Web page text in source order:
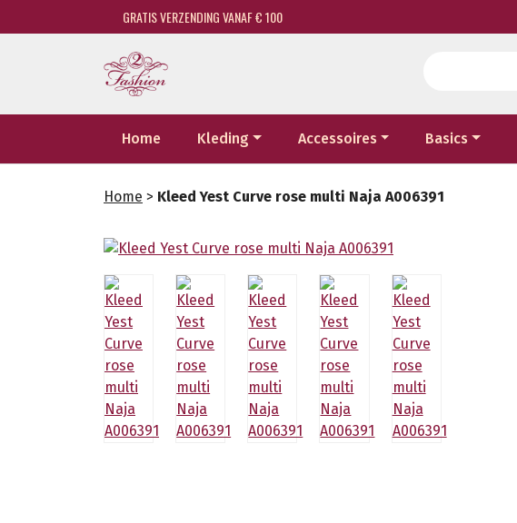
GRATIS VERZENDING VANAF € 100
Home Kleding Accessoires Basics
Home > Kleed Yest Curve rose multi Naja A006391